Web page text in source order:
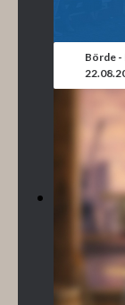
Börde -